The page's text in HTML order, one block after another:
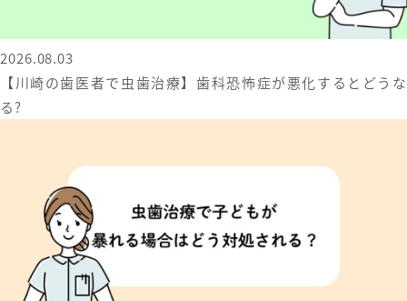
2026.08.03
【川崎の歯医者で虫歯治療】歯科恐怖症が悪化するとどうな
る?